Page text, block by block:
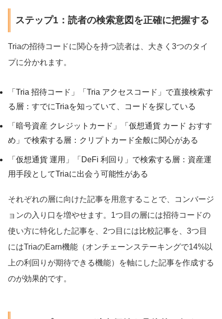
ステップ1：読者の検索意図を正確に把握する
Triaの招待コードに関心を持つ読者は、大きく3つのタイ
プに分かれます。
「Tria 招待コード」「Tria アクセスコード」で直接検索す
る層：すでにTriaを知っていて、コードを探している
「暗号資産 クレジットカード」「仮想通貨 カード おすす
め」で検索する層：クリプトカード全般に関心がある
「仮想通貨 運用」「DeFi 利回り」で検索する層：資産運
用手段としてTriaに出会う可能性がある
それぞれの層に向けた記事を用意することで、コンバージ
ョンの入り口を増やせます。1つ目の層には招待コードの
使い方に特化した記事を、2つ目には比較記事を、3つ目
にはTriaのEarn機能（オンチェーンステーキングで14%以
上の利回りが期待できる機能）を軸にした記事を作成する
のが効果的です。